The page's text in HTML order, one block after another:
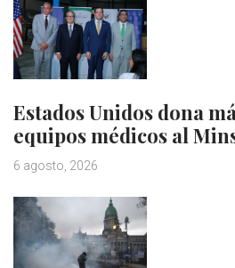
Estados Unidos dona
equipos médicos al
6 agosto, 2026